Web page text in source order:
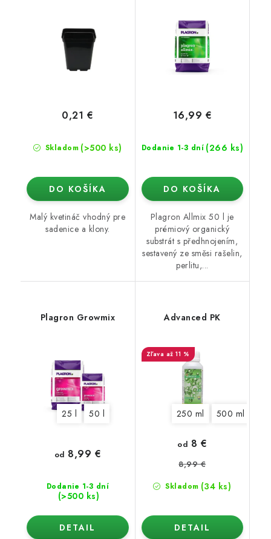
Skladom (>500 ks)
0,21 €
DO KOŠÍKA
Malý kvetináč vhodný pre
sadenice a klony.
Dodanie 1-3 dní (266 ks)
16,99 €
DO KOŠÍKA
Plagron Allmix 50 l je
prémiový organický
substrát s předhnojením,
sestavený ze směsi rašelin,
perlitu,...
Plagron Growmix
25 l 50 l
Dodanie 1-3 dní
(>500 ks)
od 8,99 €
DETAIL
Advanced PK
až 11 %
250 ml 500 ml
Skladom (34 ks)
od 8 €
8,99 €
DETAIL